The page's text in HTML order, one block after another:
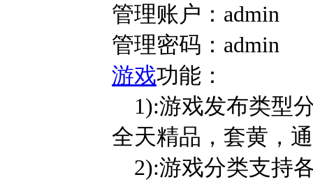
管理账户：admin
管理密码：admin
游戏功能：
1):游戏发布类型
全天精品，套黄，
2):游戏分类支持